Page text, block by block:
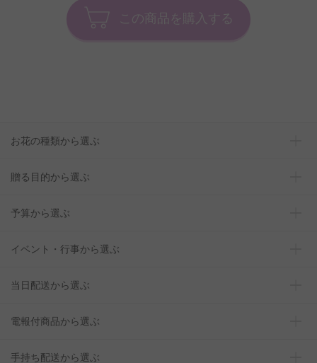
この商品を購入する
お花の種類から選ぶ
贈る目的から選ぶ
予算から選ぶ
イベント・行事から選ぶ
当日配送から選ぶ
電報付商品から選ぶ
手持ち配送から選ぶ